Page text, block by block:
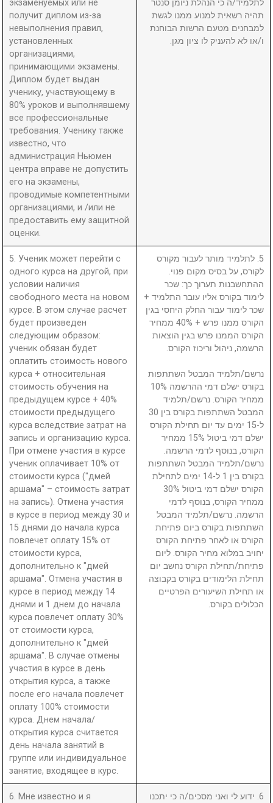
экзаменуемых или не
получит диплом из-за
невыполнения правил,
установленных
организациями,
принимающими экзамены.
Диплом будет выдан
ученику, участвующему в
80% уроков и выполнявшему
все профессиональные
требования. Ученику также
известно, что
администрация Ньюмен
центра вправе не допустить
его на экзамены,
проводимые компетентными
организациями, и /или не
предоставить ему защитной
оценки.
לתלמיד/ה כי הנהלת ניומן סנטר
תהיה רשאית למנוע ממנו לגשת
למבחנים מטעם הרשות הבוחנת
ו/או לא להעניק לו ציון מגן.
5. Ученик может перейти с
одного курса на другой, при
условии наличия
свободного места на новом
курсе. В этом случае расчет
будет произведен
следующим образом:
ученик обязан будет
оплатить стоимость нового
курса + относительная
стоимость обучения на
предыдущем курсе + 40%
стоимости предыдущего
курса вследствие затрат на
запись и организацию курса.
При отмене участия в курсе
ученик оплачивает 10% от
стоимости курса ("дмей
аршама" – стоимость затрат
на запись). Отмена участия
в курсе в период между 30 и
15 днями до начала курса
повлечет оплату 15% от
стоимости курса,
дополнительно к "дмей
аршама". Отмена участия в
курсе в период между 14
днями и 1 днем до начала
курса повлечет оплату 30%
от стоимости курса,
дополнительно к "дмей
аршама". В случае отмены
участия в курсе в день
открытия курса, а также
после его начала повлечет
оплату 100% стоимости
курса. Днем начала/
открытия курса считается
день начала занятий в
группе или индивидуальное
занятие, входящее в курс.
5. לתלמיד מותר לעבור מקורס
לקורס, על בסיס מקום פנוי.
ההתחשבנות תערוך כך: שכר
לימוד בקורס אליו עובר התלמיד +
שכר לימוד עבור החלק היחסי בגין
הקורס ממנו פרש + 40% ממחיר
הקורס הממנו פרש בגין הוצאות
הרשמה, ניהול וריכוז הקורס.
נרשם/תלמיד המבטל השתתפות
בקורס ישלם דמי ההרשמה 10%
ממחיר הקורס. נרשם/תלמיד
המבטל השתתפות בקורס בין 30
ל-15 ימים עד יום תחילת הקורס
ישלם דמי ביטול 15% ממחיר
הקורס, בנוסף לדמי הרשמה.
נרשם/תלמיד המבטל השתתפות
בקורס בין 1 ל-14 ימים לתחילת
הקורס ישלם דמי ביטול 30%
ממחיר הקורס, בנוסף לדמי
הרשמה. נרשם/תלמיד המבטל
השתתפות בקורס ביום פתיחת
הקורס או לאחר פתיחת הקורס
יחויב במלוא מחיר הקורס. ליום
פתיחת/תחילת הקורס נחשב יום
תחילת הלימודים בקורס בקבוצה
או תחילת השיעורים הפרטיים
הכלולים בקורס.
6. Мне известно и я
6. ידוע לי ואני מסכים/ה כי יתכנו